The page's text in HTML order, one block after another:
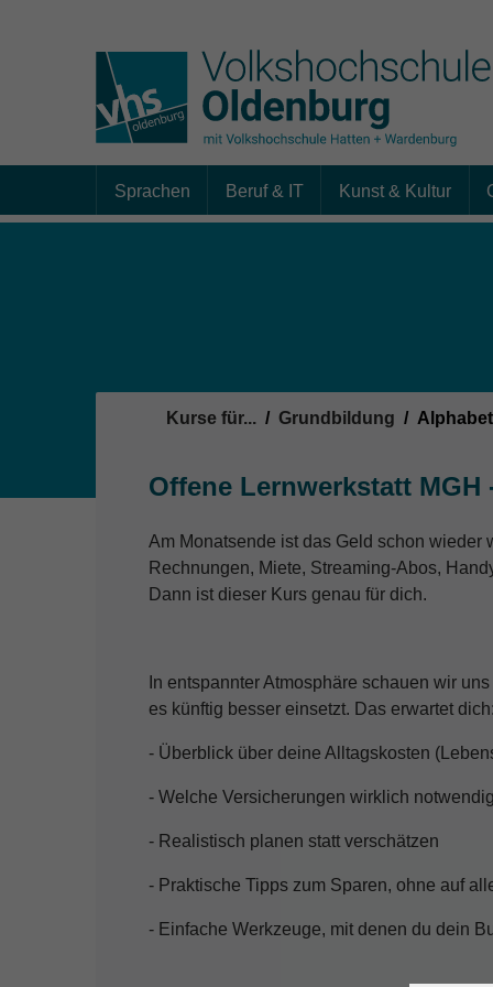
Sprachen Beruf & IT Kunst & Kultur
Kurse für... Grundbildung
Offene Lernwerkstatt
Am Monatsende ist das Geld schon wieder
Rechnungen, Miete, Streaming-Abos,
Dann ist dieser Kurs genau für dich.
In entspannter Atmosphäre schauen wir
es künftig besser einsetzt. Das erwartet dich:
- Überblick über deine Alltagskosten
- Welche Versicherungen wirklich
- Realistisch planen statt verschätzen
- Praktische Tipps zum Sparen, ohne auf
- Einfache Werkzeuge, mit denen du dein